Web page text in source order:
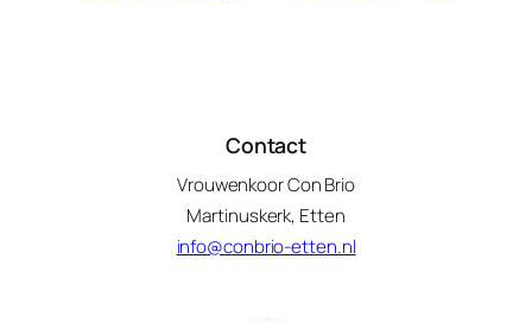
Contact
Vrouwenkoor Con Brio
Martinuskerk, Etten
info@conbrio-etten.nl